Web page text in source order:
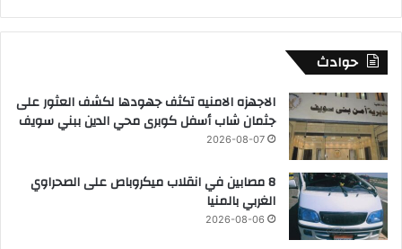
حوادث
الاجهزه الامنيه تكثف جهودها لكشف العثور على
جثمان شاب أسفل كوبرى محي الدين ببني سويف
2026-08-07
8 مصابين في انقلاب ميكروباص على الصحراوي
الغربي بالمنيا
2026-08-06